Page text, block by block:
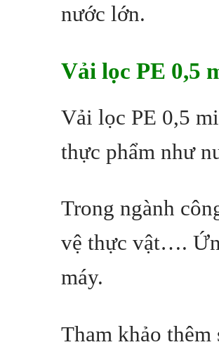
nước lớn.
Vải lọc PE 0,5
Vải lọc PE 0,5
thực phẩm như
Trong ngành
vệ thực vật….
máy.
Tham khảo thêm